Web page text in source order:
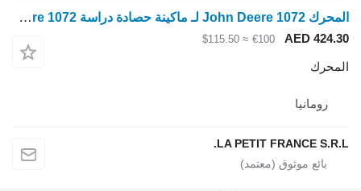
المحرك John Deere 1072 لـ ماكينة حصادة دراسة John Deere 1072
AED 424.30
€100
≈ $115.50
المحرك
رومانيا
LA PETIT FRANCE S.R.L.